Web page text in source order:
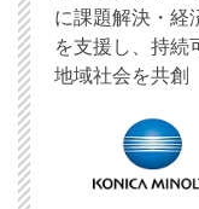
に課題解決・経
を支援し、持続
地域社会を共創